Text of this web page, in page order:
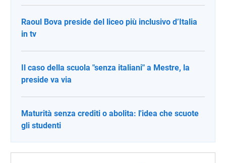
Raoul Bova preside del liceo più inclusivo d’Italia
in tv
Il caso della scuola "senza italiani" a Mestre, la
preside va via
Maturità senza crediti o abolita: l'idea che scuote
gli studenti